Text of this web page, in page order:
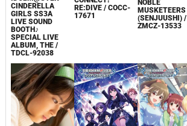
CINDERELLA
GIRLS SS3A
LIVE SOUND
BOOTH♪
SPECIAL LIVE
ALBUM, THE /
TDCL-92038
RE:DIVE / COCC-
17671
NOBLE
MUSKETEERS
(SENJUUSHI) /
ZMCZ-13533